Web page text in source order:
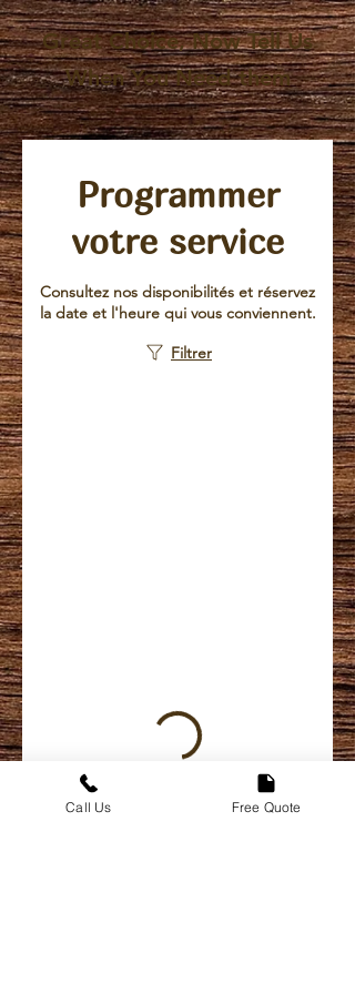
Great Choice, Now Tell Us
When You Need them
Programmer
votre service
Consultez nos disponibilités et réservez
la date et l'heure qui vous conviennent.
Filtrer
Call Us Free Quote